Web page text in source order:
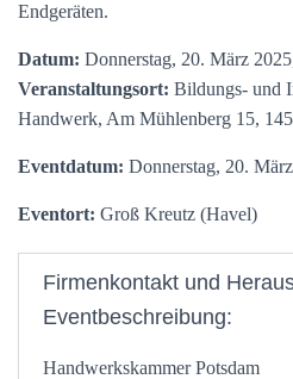
Endgeräten.
Datum: Donnerstag, 20. März
Veranstaltungsort: Bildungs- und
Handwerk, Am Mühlenberg 15,
Eventdatum: Donnerstag, 20.
Eventort: Groß Kreutz (Havel)
Firmenkontakt und
Eventbeschreibung:
Handwerkskammer Potsdam